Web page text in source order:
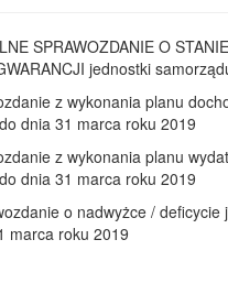
SPRAWOZDANIE O
jednostki
z wykonania planu
dnia 31 marca roku 2019
z wykonania planu
dnia 31 marca roku 2019
o nadwyżce /
marca roku 2019